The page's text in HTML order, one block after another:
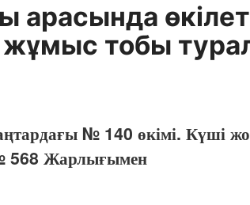
арасында
жұмыс тобы
№ 140 өкімі. Күші
568 Жарлығымен